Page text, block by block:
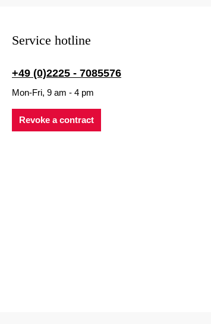
Service hotline
+49 (0)2225 - 7085576
Mon-Fri, 9 am - 4 pm
Revoke a contract